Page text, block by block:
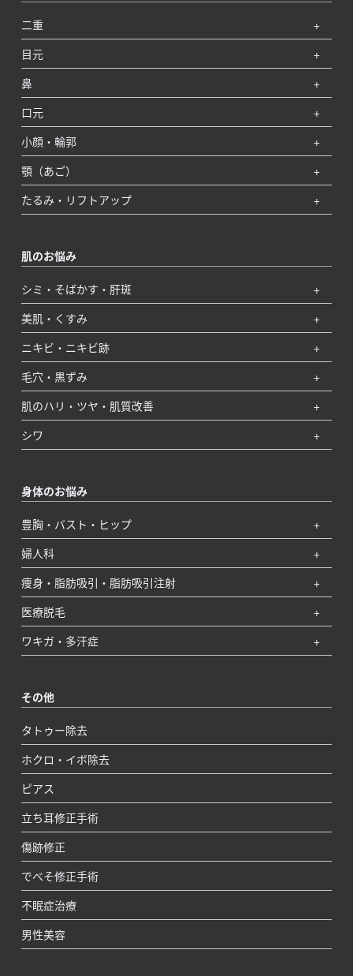
二重
目元
鼻
口元
小顔・輪郭
顎（あご）
たるみ・リフトアップ
肌のお悩み
シミ・そばかす・肝斑
美肌・くすみ
ニキビ・ニキビ跡
毛穴・黒ずみ
肌のハリ・ツヤ・肌質改善
シワ
身体のお悩み
豊胸・バスト・ヒップ
婦人科
痩身・脂肪吸引・脂肪吸引注射
医療脱毛
ワキガ・多汗症
その他
タトゥー除去
ホクロ・イボ除去
ピアス
立ち耳修正手術
傷跡修正
でべそ修正手術
不眠症治療
男性美容